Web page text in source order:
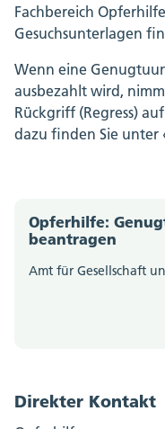
Fachbereich
Gesuchsunterlagen
Wenn eine
ausbezahlt wird,
Rückgriff (Regress)
dazu finden Sie unter
Opferhilfe:
beantragen
Amt für Gesellschaft
Direkter Kontakt